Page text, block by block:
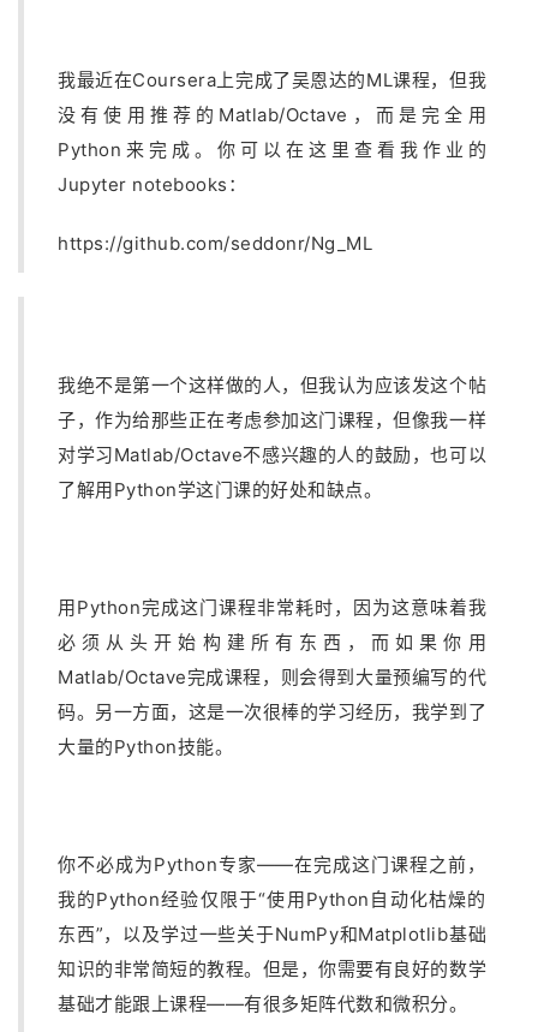
我最近在Coursera上完成了吴恩达的ML课程，但我
没有使用推荐的Matlab/Octave，而是完全用
Python来完成。你可以在这里查看我作业的
Jupyter notebooks：
https://github.com/seddonr/Ng_ML
我绝不是第一个这样做的人，但我认为应该发这个帖
子，作为给那些正在考虑参加这门课程，但像我一样
对学习Matlab/Octave不感兴趣的人的鼓励，也可以
了解用Python学这门课的好处和缺点。
用Python完成这门课程非常耗时，因为这意味着我
必须从头开始构建所有东西，而如果你用
Matlab/Octave完成课程，则会得到大量预编写的代
码。另一方面，这是一次很棒的学习经历，我学到了
大量的Python技能。
你不必成为Python专家——在完成这门课程之前，
我的Python经验仅限于“使用Python自动化枯燥的
东西”，以及学过一些关于NumPy和Matplotlib基础
知识的非常简短的教程。但是，你需要有良好的数学
基础才能跟上课程——有很多矩阵代数和微积分。